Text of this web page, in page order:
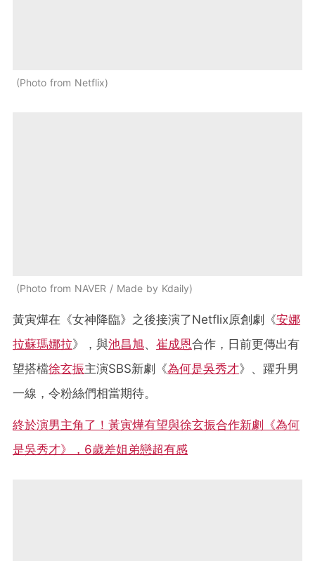
Photo from Netflix
Photo from NAVER / Made by Kdaily
黃寅燁在《女神降臨》之後接演了Netflix原創劇《安娜
拉蘇瑪娜拉》，與池昌旭、 崔成恩合作，日前更傳出有
望搭檔徐玄振主演SBS新劇《為何是吳秀才》、躍升男
一線，令粉絲們相當期待。
終於演男主角了！黃寅燁有望與徐玄振合作新劇《為何
是吳秀才》，6歲差姐弟戀超有感